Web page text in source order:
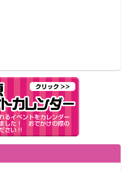
～20:00
10:00～20:00
10:00～20:00
10:00～19:00
画展 （※12/31、1/2、1/3開